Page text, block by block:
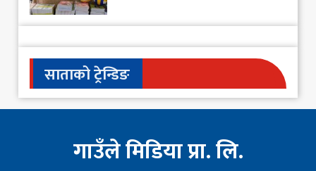
साताको ट्रेन्डिङ
गाउँले मिडिया प्रा. लि.